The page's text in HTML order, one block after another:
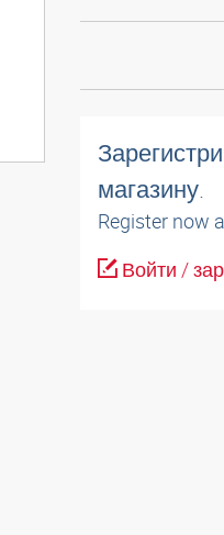
магазину.
Register now
Войти /